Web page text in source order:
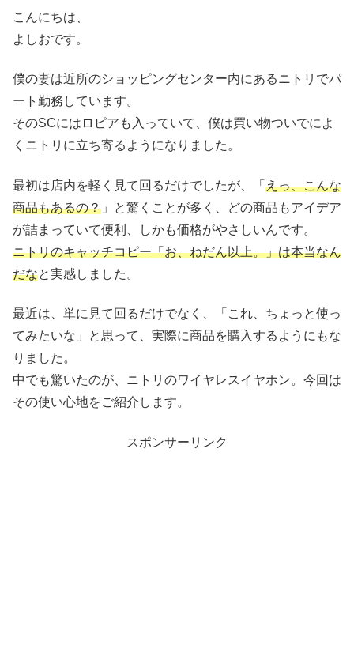
こんにちは、
よしおです。
僕の妻は近所のショッピングセンター内にあるニトリでパ
ート勤務しています。
そのSCにはロピアも入っていて、僕は買い物ついでによ
くニトリに立ち寄るようになりました。
最初は店内を軽く見て回るだけでしたが、「 えっ、こんな
商品もあるの？ 」と驚くことが多く、どの商品もアイデア
が詰まっていて便利、しかも価格がやさしいんです。
ニトリのキャッチコピー「お、ねだん以上。」は本当なん
だなと実感しました。
最近は、単に見て回るだけでなく、「これ、ちょっと使っ
てみたいな」と思って、実際に商品を購入するようにもな
りました。
中でも驚いたのが、ニトリのワイヤレスイヤホン。今回は
その使い心地をご紹介します。
スポンサーリンク